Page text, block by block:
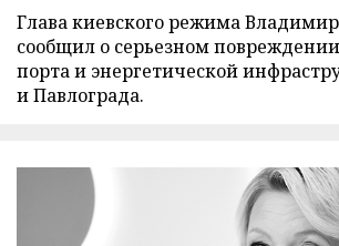
Глава киевского режима
сообщил о серьезном
порта и энергетической
и Павлограда.